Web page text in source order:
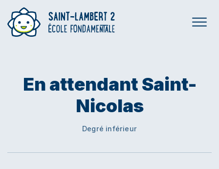
En attendant Saint-
Nicolas
Degré inférieur